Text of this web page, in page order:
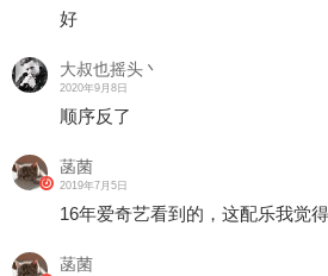
好
大叔也摇头丶
2020年9月8日
顺序反了
菡菌
2019年7月5日
16年爱奇艺看到的，这配乐我觉
菡菌